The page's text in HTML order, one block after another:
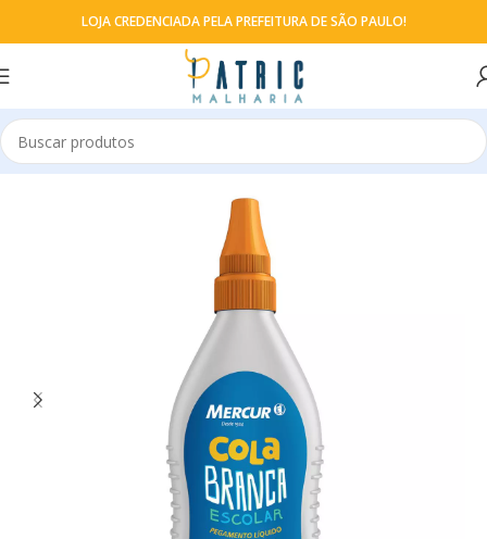
LOJA CREDENCIADA PELA PREFEITURA DE SÃO PAULO!
Início Colas